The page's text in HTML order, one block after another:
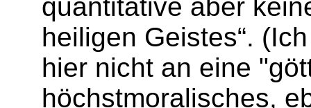
quantitative aber
heiligen Geistes“.
hier nicht an eine
höchstmoralisches,